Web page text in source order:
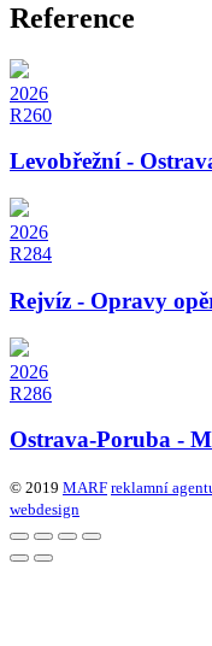
Reference
2026
R260
Levobřežní -
2026
R284
Rejvíz - Opravy
2026
R286
Ostrava-Poruba -
© 2019 MARF reklamní
webdesign